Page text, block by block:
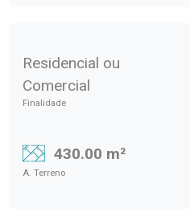
Residencial ou
Comercial
Finalidade
430.00 m²
A. Terreno